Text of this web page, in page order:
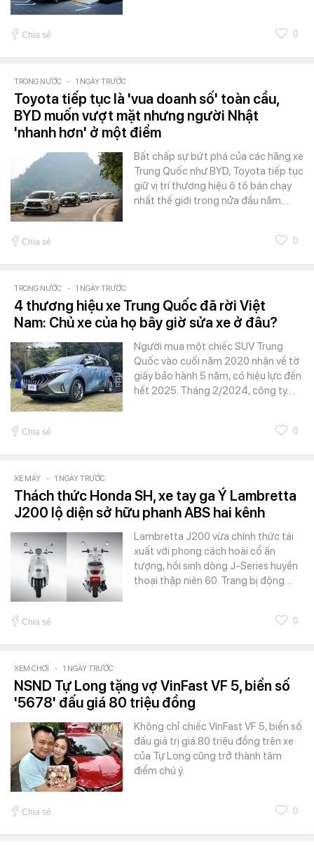
Chia sẻ 0
TRONG NƯỚC - 1 NGÀY TRƯỚC
Toyota tiếp tục là 'vua doanh số' toàn cầu,
BYD muốn vượt mặt nhưng người Nhật
'nhanh hơn' ở một điểm
Bất chấp sự bứt phá của các hãng xe
Trung Quốc như BYD, Toyota tiếp tục
giữ vị trí thương hiệu ô tô bán chạy
nhất thế giới trong nửa đầu năm…
Chia sẻ 0
TRONG NƯỚC - 1 NGÀY TRƯỚC
4 thương hiệu xe Trung Quốc đã rời Việt
Nam: Chủ xe của họ bây giờ sửa xe ở đâu?
Người mua một chiếc SUV Trung
Quốc vào cuối năm 2020 nhận về tờ
giấy bảo hành 5 năm, có hiệu lực đến
hết 2025. Tháng 2/2024, công ty…
Chia sẻ 0
XE MÁY - 1 NGÀY TRƯỚC
Thách thức Honda SH, xe tay ga Ý Lambretta
J200 lộ diện sở hữu phanh ABS hai kênh
Lambretta J200 vừa chính thức tái
xuất với phong cách hoài cổ ấn
tượng, hồi sinh dòng J-Series huyền
thoại thập niên 60. Trang bị động…
Chia sẻ 0
XEM CHƠI - 1 NGÀY TRƯỚC
NSND Tự Long tặng vợ VinFast VF 5, biển số
'5678' đấu giá 80 triệu đồng
Không chỉ chiếc VinFast VF 5, biển số
đấu giá trị giá 80 triệu đồng trên xe
của Tự Long cũng trở thành tâm
điểm chú ý.
Chia sẻ 0